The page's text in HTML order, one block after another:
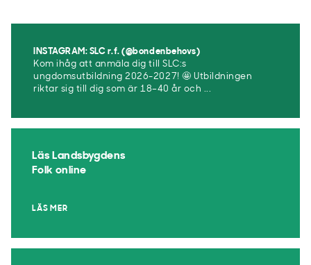
INSTAGRAM: SLC r.f. (@bondenbehovs)
Kom ihåg att anmäla dig till SLC:s
ungdomsutbildning 2026-2027! 🤩 Utbildningen
riktar sig till dig som är 18–40 år och ...
Läs Landsbygdens
Folk online
LÄS MER